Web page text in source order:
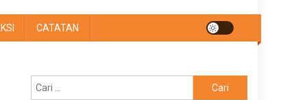
CATATAN